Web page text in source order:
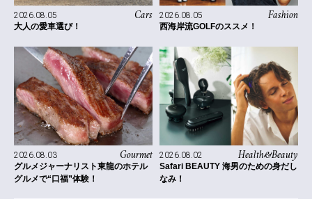
Cars
2026.08.05
大人の愛車選び！
Fashion
2026.08.05
西海岸流GOLFのススメ！
Gourmet
2026.08.03
グルメジャーナリスト東龍のホテル
グルメで“口福”体験！
Health&Beauty
2026.08.02
Safari BEAUTY 海男のための身だし
なみ！